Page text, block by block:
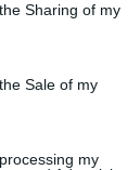
Sharing of my
Sale of my
my